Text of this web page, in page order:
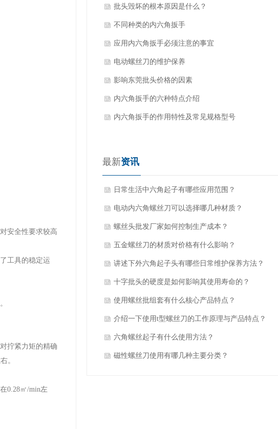
安全性要求较高
工具的稳定运
拧紧力矩的精确
。
0.28㎡/min左
批头毁坏的根本原因是什么？
不同种类的内六角扳手
应用内六角扳手必须注意的事宜
电动螺丝刀的维护保养
影响东莞批头价格的因素
内六角扳手的六种特点介绍
内六角扳手的作用特性及常见规格型号
最新资讯
日常生活中六角起子有哪些应用范围？
电动内六角螺丝刀可以选择哪几种材质？
螺丝头批发厂家如何控制生产成本？
五金螺丝刀的材质对价格有什么影响？
讲述下外六角起子头有哪些日常维护保养方法？
十字批头的硬度是如何影响其使用寿命的？
使用螺丝批组套有什么核心产品特点？
介绍一下使用t型螺丝刀的工作原理与产品特点？
六角螺丝起子有什么使用方法？
磁性螺丝刀使用有哪几种主要分类？